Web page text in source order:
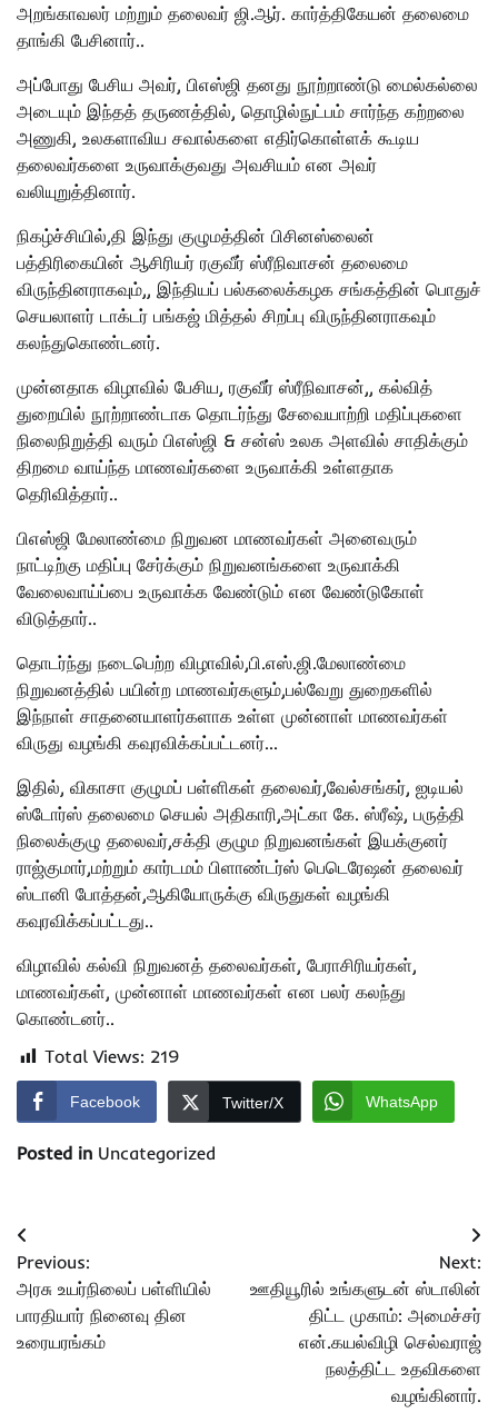
அறங்காவலர் மற்றும் தலைவர் ஜி.ஆர். கார்த்திகேயன் தலைமை
தாங்கி பேசினார்..
அப்போது பேசிய அவர், பிஎஸ்ஜி தனது நூற்றாண்டு மைல்கல்லை
அடையும் இந்தத் தருணத்தில், தொழில்நுட்பம் சார்ந்த கற்றலை
அணுகி, உலகளாவிய சவால்களை எதிர்கொள்ளக் கூடிய
தலைவர்களை உருவாக்குவது அவசியம் என அவர்
வலியுறுத்தினார்.
நிகழ்ச்சியில்,தி இந்து குழுமத்தின் பிசினஸ்லைன்
பத்திரிகையின் ஆசிரியர் ரகுவீர் ஸ்ரீநிவாசன் தலைமை
விருந்தினராகவும்,, இந்தியப் பல்கலைக்கழக சங்கத்தின் பொதுச்
செயலாளர் டாக்டர் பங்கஜ் மித்தல் சிறப்பு விருந்தினராகவும்
கலந்துகொண்டனர்.
முன்னதாக விழாவில் பேசிய, ரகுவீர் ஸ்ரீநிவாசன்,, கல்வித்
துறையில் நூற்றாண்டாக தொடர்ந்து சேவையாற்றி மதிப்புகளை
நிலைநிறுத்தி வரும் பிஎஸ்ஜி & சன்ஸ் உலக அளவில் சாதிக்கும்
திறமை வாய்ந்த மாணவர்களை உருவாக்கி உள்ளதாக
தெரிவித்தார்..
பிஎஸ்ஜி மேலாண்மை நிறுவன மாணவர்கள் அனைவரும்
நாட்டிற்கு மதிப்பு சேர்க்கும் நிறுவனங்களை உருவாக்கி
வேலைவாய்ப்பை உருவாக்க வேண்டும் என வேண்டுகோள்
விடுத்தார்..
தொடர்ந்து நடைபெற்ற விழாவில்,பி.எஸ்.ஜி.மேலாண்மை
நிறுவனத்தில் பயின்ற மாணவர்களும்,பல்வேறு துறைகளில்
இந்நாள் சாதனையாளர்களாக உள்ள முன்னாள் மாணவர்கள்
விருது வழங்கி கவுரவிக்கப்பட்டனர்…
இதில், விகாசா குழுமப் பள்ளிகள் தலைவர்,வேல்சங்கர், ஐடியல்
ஸ்டோர்ஸ் தலைமை செயல் அதிகாரி,அட்கா கே. ஸ்ரீஷ், பருத்தி
நிலைக்குழு தலைவர்,சக்தி குழும நிறுவனங்கள் இயக்குனர்
ராஜ்குமார்,மற்றும் கார்டமம் பிளாண்டர்ஸ் பெடெரேஷன் தலைவர்
ஸ்டானி போத்தன்,ஆகியோருக்கு விருதுகள் வழங்கி
கவுரவிக்கப்பட்டது..
விழாவில் கல்வி நிறுவனத் தலைவர்கள், பேராசிரியர்கள்,
மாணவர்கள், முன்னாள் மாணவர்கள் என பலர் கலந்து
கொண்டனர்..
Total Views: 219
Facebook Twitter/X WhatsApp
Posted in Uncategorized
Post
navigation
Previous:
அரசு உயர்நிலைப் பள்ளியில்
பாரதியார் நினைவு தின
உரையரங்கம்
Next:
ஊதியூரில் உங்களுடன் ஸ்டாலின்
திட்ட முகாம்: அமைச்சர்
என்.கயல்விழி செல்வராஜ்
நலத்திட்ட உதவிகளை
வழங்கினார்.